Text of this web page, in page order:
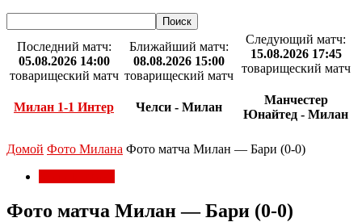
Последний матч:
05.08.2026 14:00
товарищеский матч
Милан 1-1 Интер
Ближайший матч:
08.08.2026 15:00
товарищеский матч
Челси - Милан
Следующий матч:
15.08.2026 17:45
товарищеский матч
Манчестер
Юнайтед - Милан
Домой Фото Милана Фото матча Милан — Бари (0-0)
Фото матча Милан — Бари (0-0)